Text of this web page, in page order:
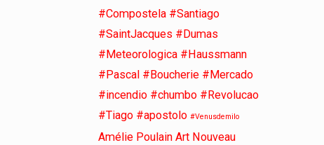
#Compostela #Santiago
#SaintJacques #Dumas
#Meteorologica #Haussmann
#Pascal #Boucherie #Mercado
#incendio #chumbo #Revolucao
#Tiago #apostolo #Venusdemilo
Amélie Poulain Art Nouveau